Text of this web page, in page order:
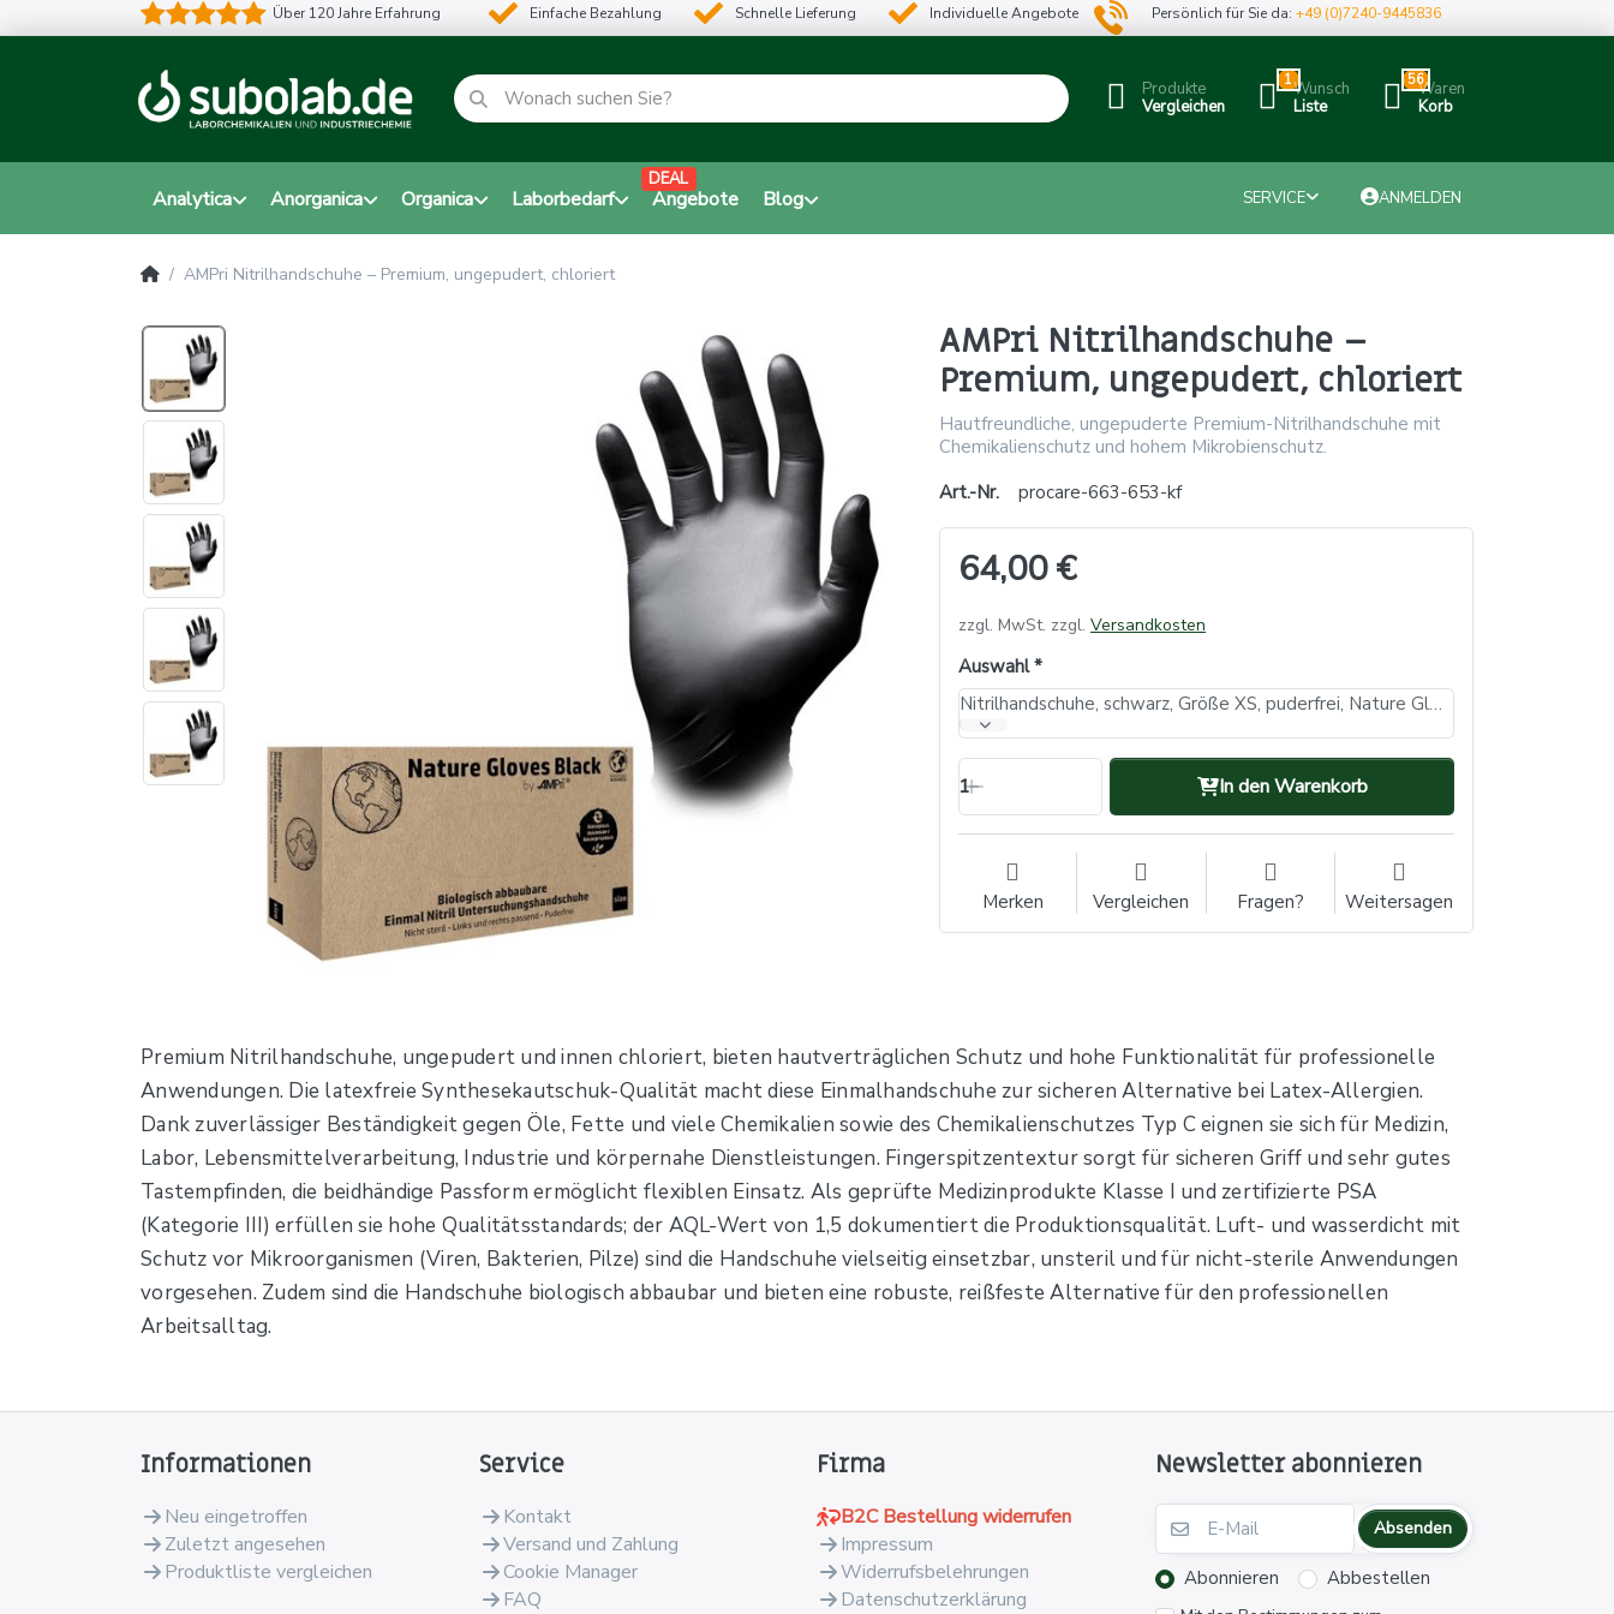
Über 120 Jahre Erfahrung Einfache Bezahlung Schnelle Lieferung Individuelle Angebote Persönlich für Sie da:+49 (0)7240-9445836
Produkte
Vergleichen
1Wunsch
Liste
56Waren
Korb
Analytica Anorganica Organica Laborbedarf Angebote
DEAL
Blog SERVICE ANMELDEN
AMPri Nitrilhandschuhe – Premium, ungepudert, chloriert
AMPri Nitrilhandschuhe –
Premium, ungepudert, chloriert
Hautfreundliche, ungepuderte Premium-Nitrilhandschuhe mit
Chemikalienschutz und hohem Mikrobienschutz.
Art.-Nr.
procare-663-653-kf
64,00 €
zzgl. MwSt. zzgl. Versandkosten
Auswahl
Nitrilhandschuhe, schwarz, Größe XS, puderfrei, Nature Gloves by Ampri (VE: 10, Inhalt: 100 Stück)
1 In den Warenkorb
Merken Vergleichen Fragen? Weitersagen
Premium Nitrilhandschuhe, ungepudert und innen chloriert, bieten hautverträglichen Schutz und hohe Funktionalität für professionelle
Anwendungen. Die latexfreie Synthesekautschuk-Qualität macht diese Einmalhandschuhe zur sicheren Alternative bei Latex-Allergien.
Dank zuverlässiger Beständigkeit gegen Öle, Fette und viele Chemikalien sowie des Chemikalienschutzes Typ C eignen sie sich für Medizin,
Labor, Lebensmittelverarbeitung, Industrie und körpernahe Dienstleistungen. Fingerspitzentextur sorgt für sicheren Griff und sehr gutes
Tastempfinden, die beidhändige Passform ermöglicht flexiblen Einsatz. Als geprüfte Medizinprodukte Klasse I und zertifizierte PSA
(Kategorie III) erfüllen sie hohe Qualitätsstandards; der AQL-Wert von 1,5 dokumentiert die Produktionsqualität. Luft- und wasserdicht mit
Schutz vor Mikroorganismen (Viren, Bakterien, Pilze) sind die Handschuhe vielseitig einsetzbar, unsteril und für nicht-sterile Anwendungen
vorgesehen. Zudem sind die Handschuhe biologisch abbaubar und bieten eine robuste, reißfeste Alternative für den professionellen
Arbeitsalltag.
Informationen
Neu eingetroffen
Zuletzt angesehen
Produktliste vergleichen
Service
Kontakt
Versand und Zahlung
Cookie Manager
FAQ
Firma
B2C Bestellung widerrufen
Impressum
Widerrufsbelehrungen
Datenschutzerklärung
Newsletter abonnieren
Absenden
Abonnieren Abbestellen